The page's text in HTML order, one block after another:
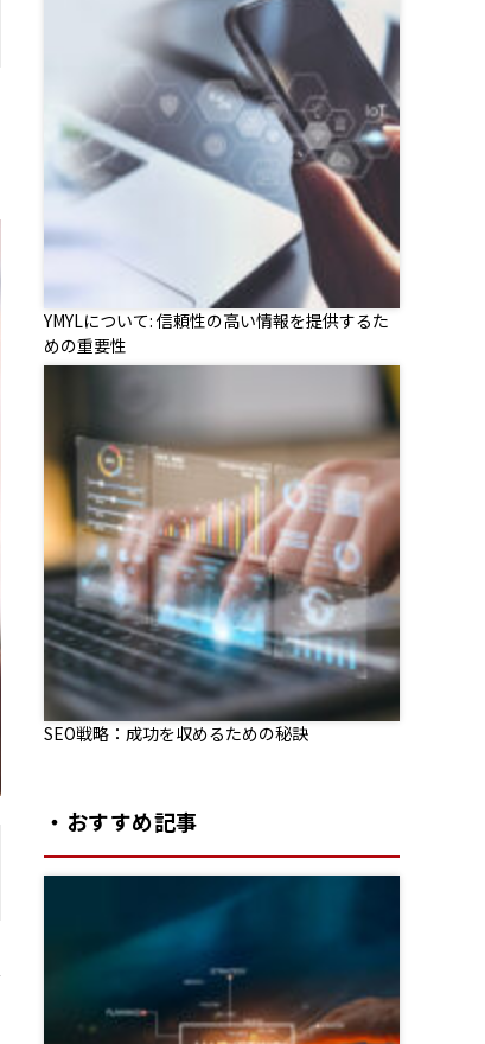
YMYLについて: 信頼性の高い情報を提供するた
めの重要性
SEO戦略：成功を収めるための秘訣
・おすすめ記事